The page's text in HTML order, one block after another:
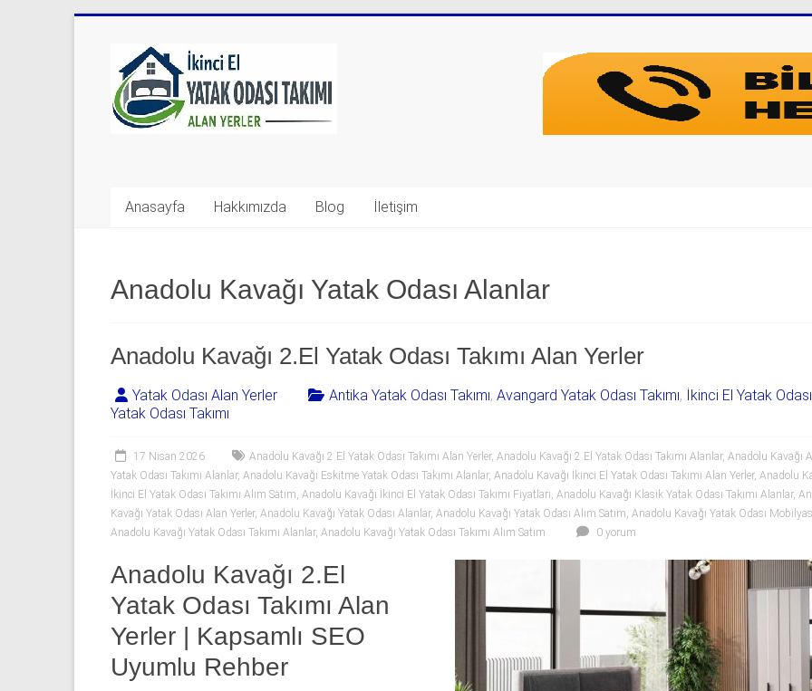
Yatak
Odası
Takımı
Yerler
0
542
541
06
|
Yıldız
Spot
odası
yerler
olarak
2.el
yatak
Anasayfa Hakkımızda Blog İletişim
Anadolu Kavağı Yatak Odası Alanlar
Anadolu Kavağı 2.El Yatak Odası Takımı Alan Yerler
Yatak Odası Alan Yerler Antika Yatak Odası Takımı, Avangard Yatak Odası Takımı, İkinci El Yatak Odası
Yatak Odası Takımı
17 Nisan 2026 Anadolu Kavağı 2.El Yatak Odası Takımı Alan Yerler, Anadolu Kavağı 2.El Yatak Odası Takımı Alanlar, Anadolu Kavağı
Yatak Odası Takımı Alanlar, Anadolu Kavağı Eskitme Yatak Odası Takımı Alanlar, Anadolu Kavağı İkinci El Yatak Odası Takımı Alan Yerler, Anadolu
İkinci El Yatak Odası Takımı Alım Satım, Anadolu Kavağı İkinci El Yatak Odası Takımı Fiyatları, Anadolu Kavağı Klasik Yatak Odası Takımı Alanlar,
Kavağı Yatak Odası Alan Yerler, Anadolu Kavağı Yatak Odası Alanlar, Anadolu Kavağı Yatak Odası Alım Satım, Anadolu Kavağı Yatak Odası
Anadolu Kavağı Yatak Odası Takımı Alanlar, Anadolu Kavağı Yatak Odası Takımı Alım Satım 0 yorum
Anadolu Kavağı 2.El
Yatak Odası Takımı Alan
Yerler | Kapsamlı SEO
Uyumlu Rehber